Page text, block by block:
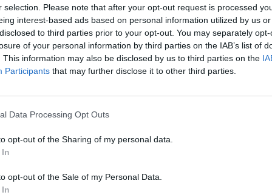
selection. Please note that after your opt-out request is processed
interest-based ads based on personal information utilized by us
to third parties prior to your opt-out. You may separately
of your personal information by third parties on the IAB’s list of
This information may also be disclosed by us to third parties on the
Participants that may further disclose it to other third parties.
Data Processing Opt Outs
opt-out of the Sharing of my personal data.
opt-out of the Sale of my Personal Data.